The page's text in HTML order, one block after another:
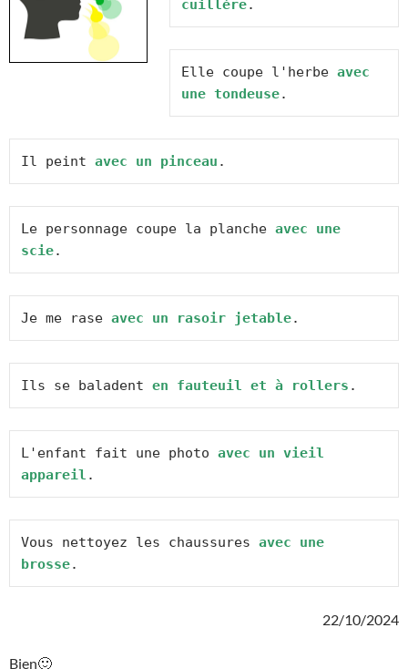
cuillère.
Elle coupe l'herbe avec
une tondeuse.
Il peint avec un pinceau .
Le personnage coupe la planche avec une
scie.
Je me rase avec un rasoir jetable.
Ils se baladent en fauteuil et à rollers .
L'enfant fait une photo avec un vieil
appareil .
Vous nettoyez les chaussures avec une
brosse.
22/10/2024
Bien🙂